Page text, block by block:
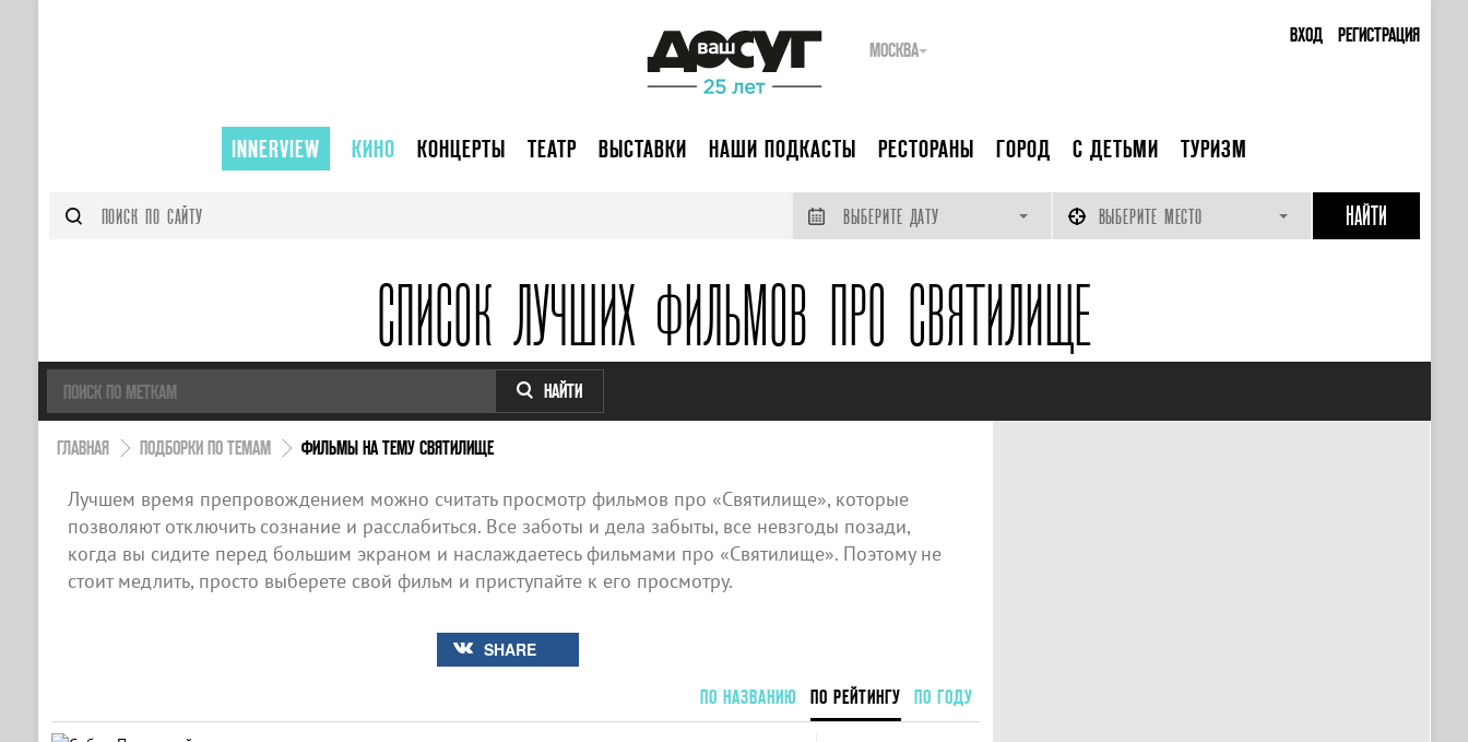
ВХОД РЕГИСТРАЦИЯ
МОСКВА
INNERVIEW КИНО КОНЦЕРТЫ ТЕАТР ВЫСТАВКИ НАШИ ПОДКАСТЫ РЕСТОРАНЫ ГОРОД С ДЕТЬМИ ТУРИЗМ
ВЫБЕРИТЕ ДАТУ ВЫБЕРИТЕ МЕСТО
СПИСОК ЛУЧШИХ ФИЛЬМОВ ПРО СВЯТИЛИЩЕ
НАЙТИ
ГЛАВНАЯ ПОДБОРКИ ПО ТЕМАМ ФИЛЬМЫ НА ТЕМУ СВЯТИЛИЩЕ
Лучшем время препровождением можно считать просмотр фильмов про «Святилище», которые
позволяют отключить сознание и расслабиться. Все заботы и дела забыты, все невзгоды позади,
когда вы сидите перед большим экраном и наслаждаетесь фильмами про «Святилище». Поэтому не
стоит медлить, просто выберете свой фильм и приступайте к его просмотру.
SHARE
ПО НАЗВАНИЮ ПО РЕЙТИНГУ ПО ГОДУ